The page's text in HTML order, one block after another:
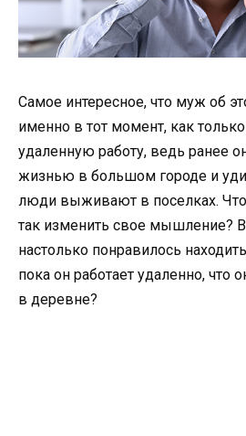
Самое интересное, что муж об
именно в тот момент, как
удаленную работу, ведь ранее
жизнью в большом городе и
люди выживают в поселках. Что
так изменить свое мышление?
настолько понравилось
пока он работает удаленно, что
в деревне?